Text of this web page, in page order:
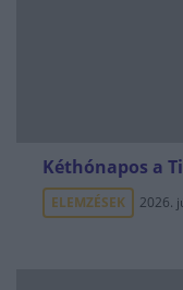
Kéthónapos a
ELEMZÉSEK 2026.